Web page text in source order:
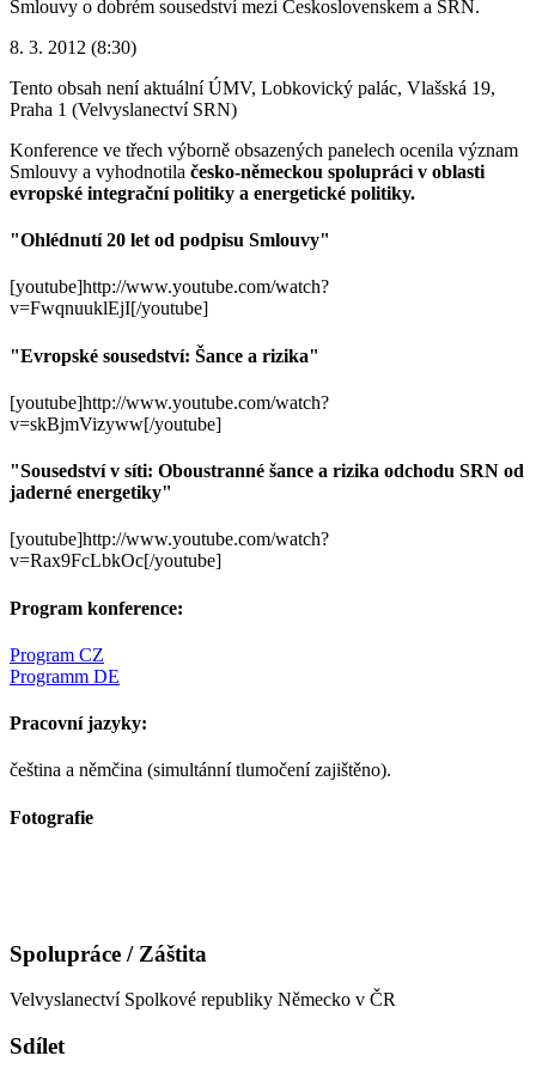
Smlouvy o dobrém sousedství mezi Československem a SRN.
8. 3. 2012 (8:30)
Tento obsah není aktuální ÚMV, Lobkovický palác, Vlašská 19,
Praha 1 (Velvyslanectví SRN)
Konference ve třech výborně obsazených panelech ocenila význam
Smlouvy a vyhodnotila česko-německou spolupráci v oblasti
evropské integrační politiky a energetické politiky.
"Ohlédnutí 20 let od podpisu Smlouvy"
[youtube]http://www.youtube.com/watch?
v=FwqnuuklEjI[/youtube]
"Evropské sousedství: Šance a rizika"
[youtube]http://www.youtube.com/watch?
v=skBjmVizyww[/youtube]
"Sousedství v síti: Oboustranné šance a rizika odchodu SRN od
jaderné energetiky"
[youtube]http://www.youtube.com/watch?
v=Rax9FcLbkOc[/youtube]
Program konference:
Program CZ
Programm DE
Pracovní jazyky:
čeština a němčina (simultánní tlumočení zajištěno).
Fotografie
Spolupráce / Záštita
Velvyslanectví Spolkové republiky Německo v ČR
Sdílet